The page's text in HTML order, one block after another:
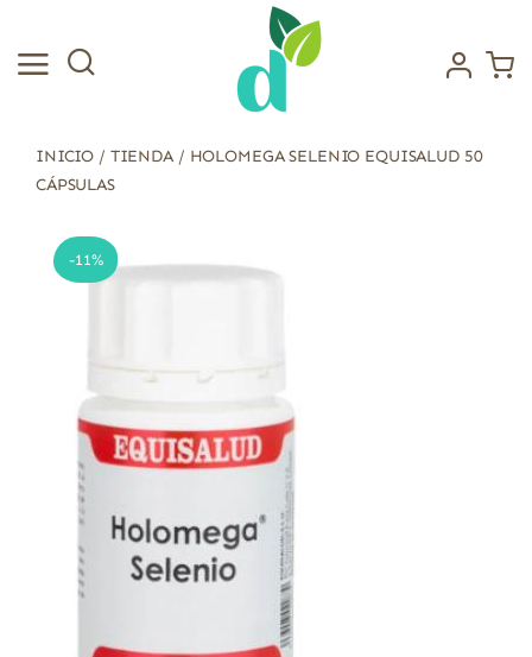
contenido
INICIO / TIENDA/ HOLOMEGA SELENIO EQUISALUD 50
CÁPSULAS
-11%